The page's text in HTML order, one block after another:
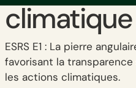
ESRS E1 : La pierre
favorisant la
les actions climatiques.